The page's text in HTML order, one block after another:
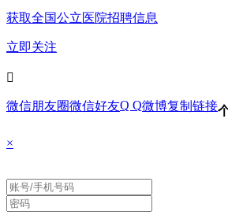
获取全国公立医院招聘信息
立即关注

微信朋友圈微信好友Q Q微博复制链接
×